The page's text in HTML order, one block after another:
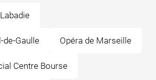
de-Gaulle Opéra de Marseille
Centre Bourse